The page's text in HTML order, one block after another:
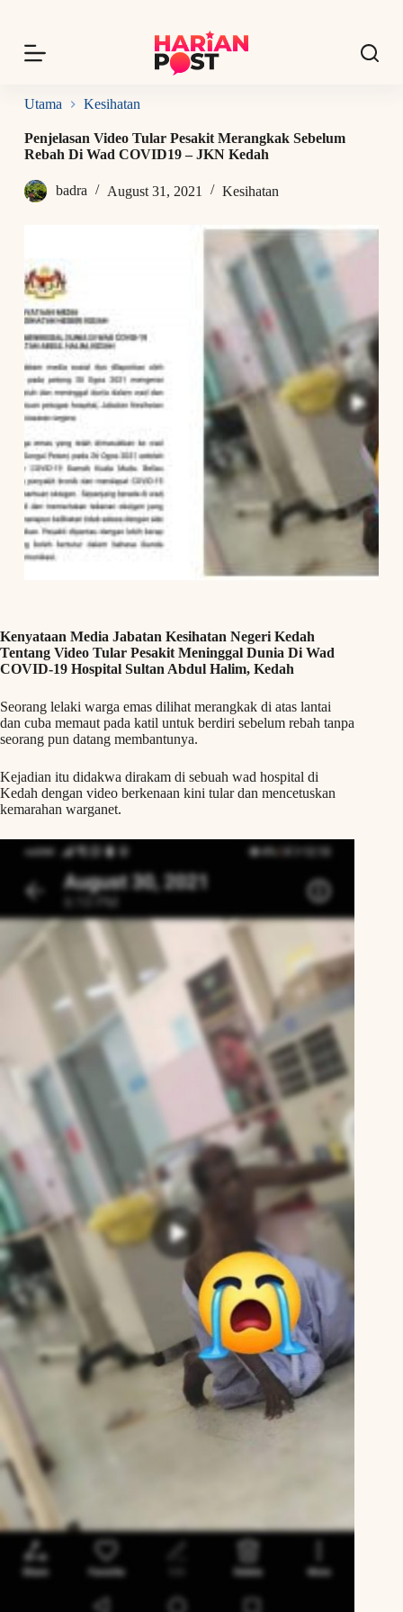
p
o
o
n
n
Utama Kesihatan
Penjelasan Video Tular Pesakit Merangkak Sebelum
Rebah Di Wad COVID19 – JKN Kedah
badra August 31, 2021 Kesihatan
Kenyataan Media Jabatan Kesihatan Negeri Kedah
Tentang Video Tular Pesakit Meninggal Dunia Di Wad
COVID-19 Hospital Sultan Abdul Halim, Kedah
Seorang lelaki warga emas dilihat merangkak di atas lantai
dan cuba memaut pada katil untuk berdiri sebelum rebah tanpa
seorang pun datang membantunya.
Kejadian itu didakwa dirakam di sebuah wad hospital di
Kedah dengan video berkenaan kini tular dan mencetuskan
kemarahan warganet.